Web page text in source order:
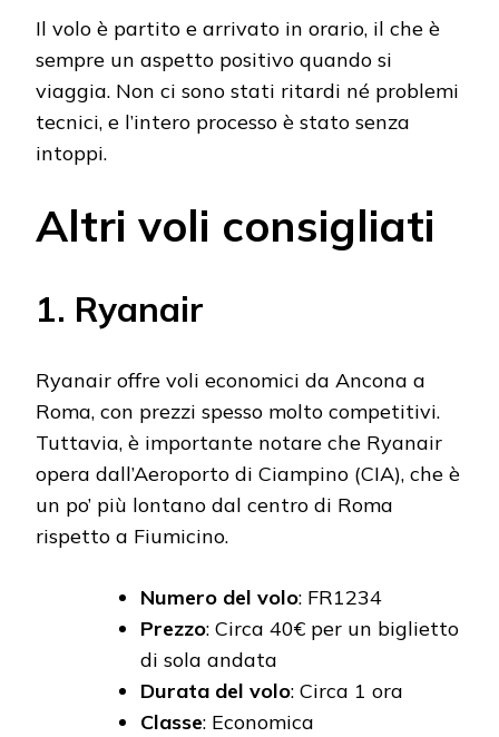
Il volo è partito e arrivato in orario, il che è
sempre un aspetto positivo quando si
viaggia. Non ci sono stati ritardi né problemi
tecnici, e l’intero processo è stato senza
intoppi.
Altri voli consigliati
1. Ryanair
Ryanair offre voli economici da Ancona a
Roma, con prezzi spesso molto competitivi.
Tuttavia, è importante notare che Ryanair
opera dall’Aeroporto di Ciampino (CIA), che è
un po’ più lontano dal centro di Roma
rispetto a Fiumicino.
Numero del volo: FR1234
Prezzo: Circa 40€ per un biglietto
di sola andata
Durata del volo: Circa 1 ora
Classe: Economica